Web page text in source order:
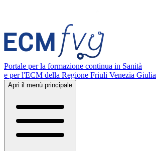
Portale per la formazione continua in Sanità
e per l'ECM della Regione Friuli Venezia Giulia
Apri il menù principale